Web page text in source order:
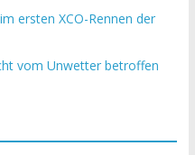
ersten XCO-Rennen der
vom Unwetter betroffen